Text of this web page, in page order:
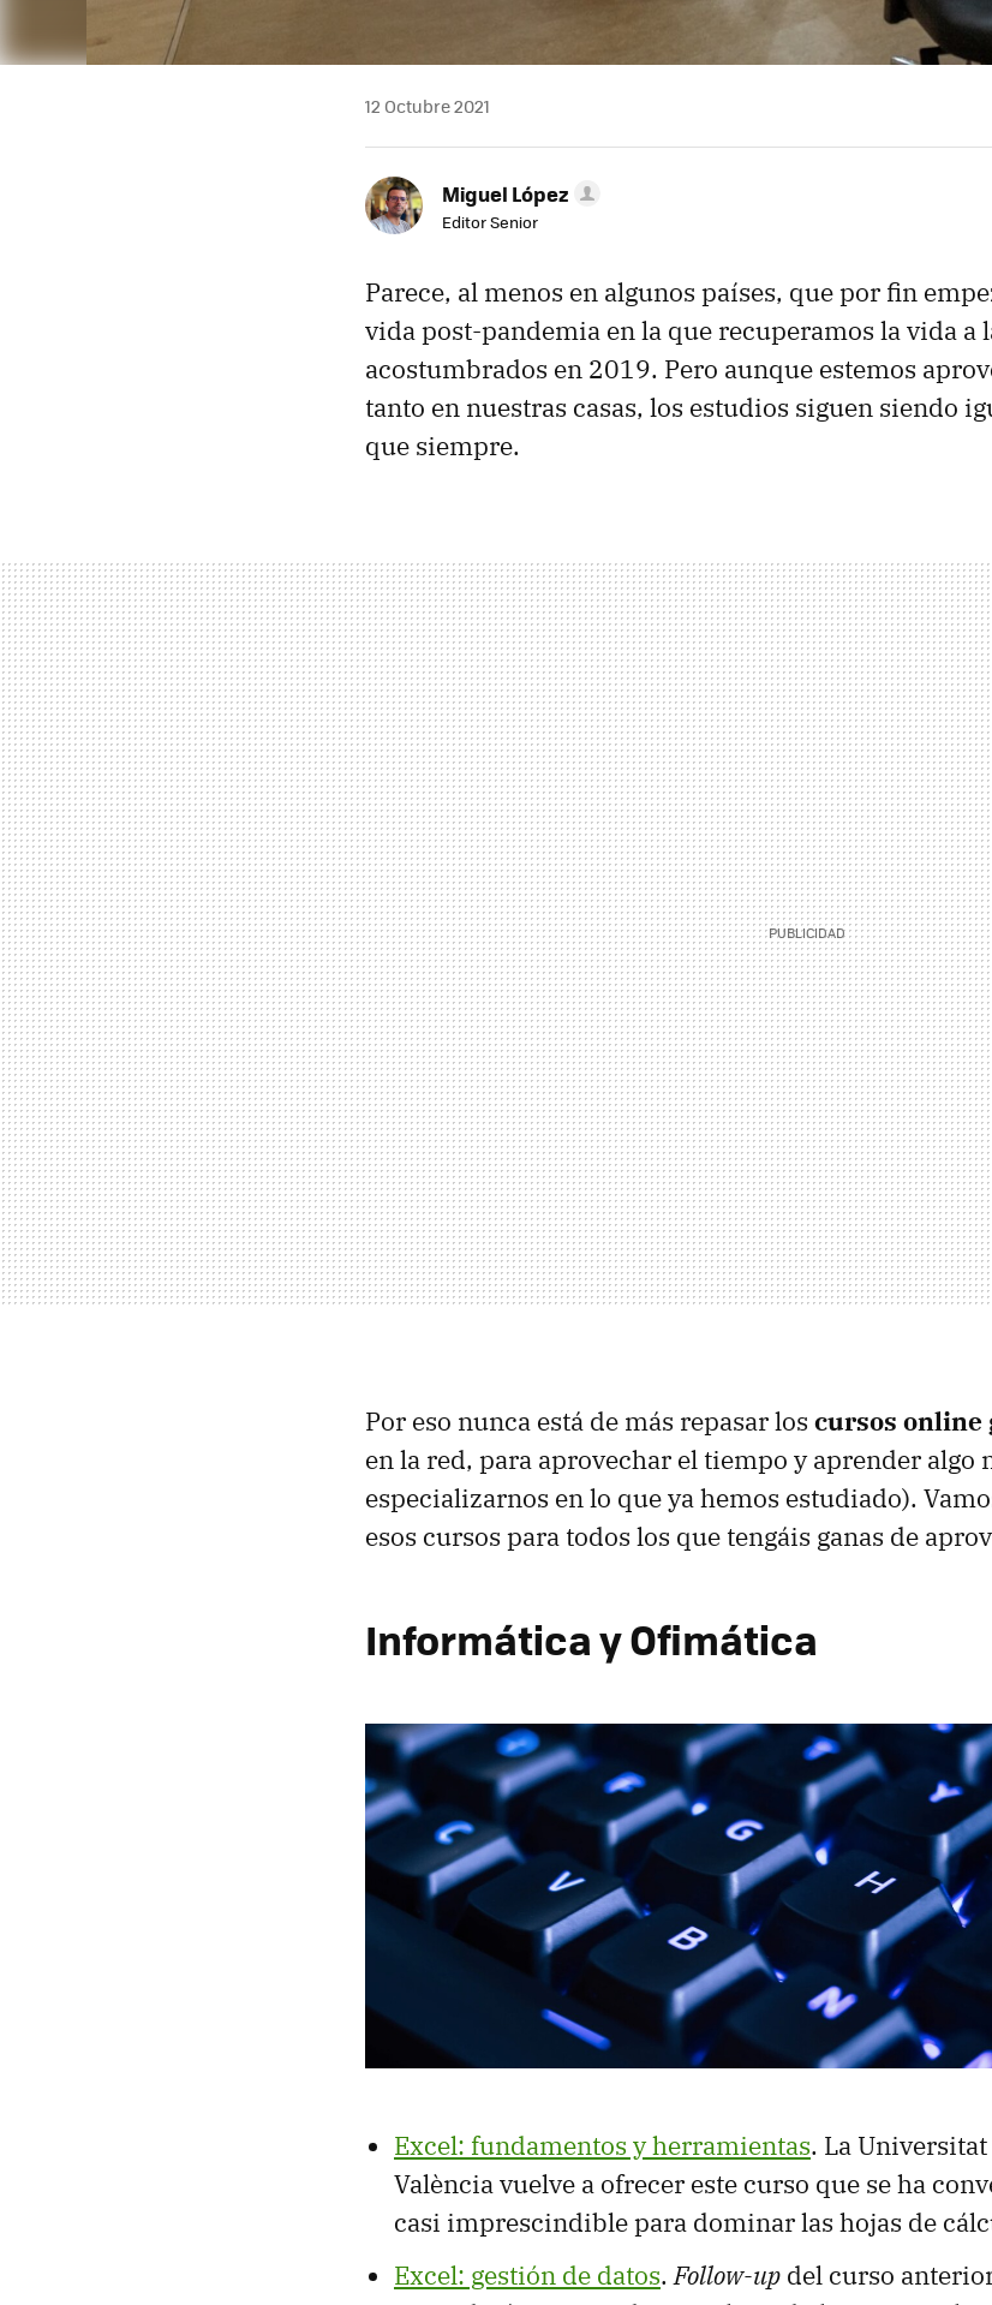
12 Octubre 2021
Miguel López
Editor Senior
Parece, al menos en algunos países, que por fin
vida post-pandemia en la que recuperamos la vida a
acostumbrados en 2019. Pero aunque estemos
tanto en nuestras casas, los estudios siguen siendo
que siempre.
Por eso nunca está de más repasar los cursos online
en la red, para aprovechar el tiempo y aprender algo
especializarnos en lo que ya hemos estudiado).
esos cursos para todos los que tengáis ganas de
Informática y Ofimática
Excel: fundamentos y herramientas. La
València vuelve a ofrecer este curso que se ha
casi imprescindible para dominar las hojas de
Excel: gestión de datos.Follow-up del curso